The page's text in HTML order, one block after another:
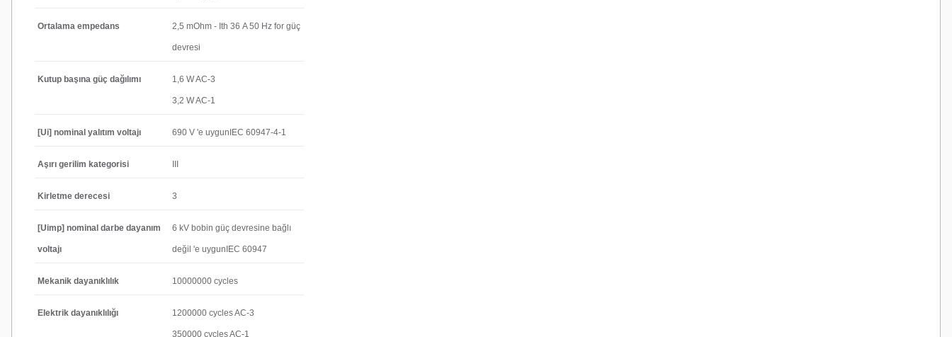
Ortalama empedans 2,5 mOhm - Ith 36 A 50 Hz for güç
devresi
Kutup başına güç dağılımı 1,6 W AC-3
3,2 W AC-1
[Ui] nominal yalıtım voltajı 690 V 'e uygunIEC 60947-4-1
Aşırı gerilim kategorisi
Kirletme derecesi 3
[Uimp] nominal darbe dayanım
voltajı
6 kV bobin güç devresine bağlı
değil 'e uygunIEC 60947
Mekanik dayanıklılık 10000000 cycles
Elektrik dayanıklılığı 1200000 cycles AC-3
350000 cycles AC-1